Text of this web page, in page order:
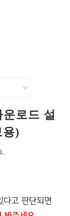
로드 설
용)
고 판단되면